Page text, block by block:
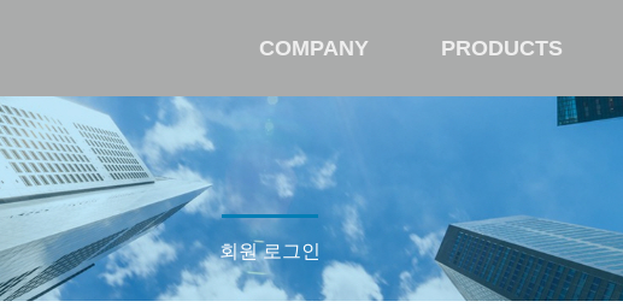
COMPANY PRODUCTS
회원 로그인